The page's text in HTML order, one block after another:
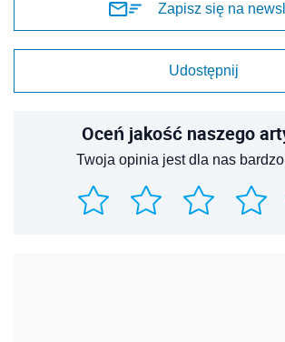
Zapisz się na
Udostępnij
Oceń jakość naszego
Twoja opinia jest dla nas